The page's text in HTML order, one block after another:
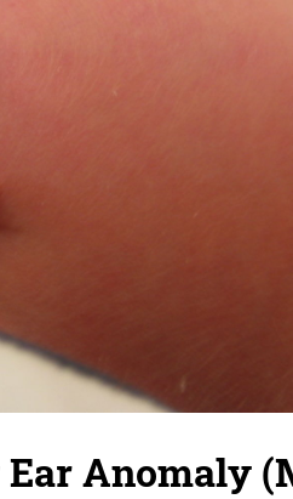
Anomaly